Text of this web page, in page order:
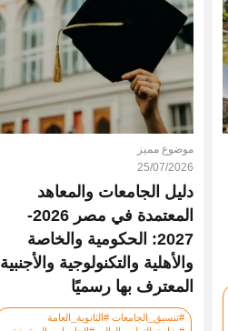
موضوع مميز
25/07/2026
دليل الجامعات والمعاهد
المعتمدة في مصر 2026-
2027: الحكومية والخاصة
والأهلية والتكنولوجية والأجنبية
المعترف بها رسميًا
#تنسيق_الجامعات #الثانوية_العامة